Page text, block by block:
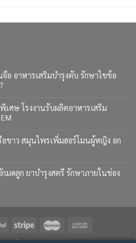
อ อาหารเสริมบำรุงตับ รักษาไขข้อ
ศษ โรงงานรับผลิตอาหารเสริม
อขาว สมุนไพรเพิ่มฮอร์โมนผู้หญิง อก
มดลูก ยาบำรุงสตรี รักษาภายในช่อง